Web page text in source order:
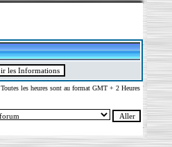
Toutes les heures sont au format GMT + 2 Heures